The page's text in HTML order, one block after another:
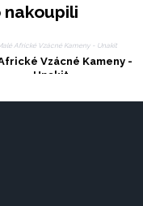
Vzácné Kameny -
Unakit